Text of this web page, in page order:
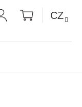
PŘIHLÁŠENÍ
NÁKUPNÍ
KOŠÍK
CZ